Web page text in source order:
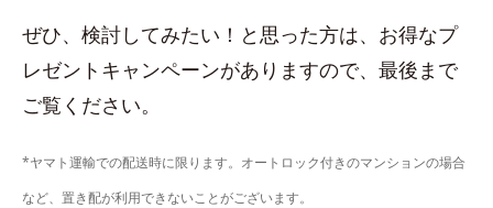
ぜひ、検討してみたい！と思った方は、お得なプ
レゼントキャンペーンがありますので、最後まで
ご覧ください。
*ヤマト運輸での配送時に限ります。オートロック付きのマンションの場合
など、置き配が利用できないことがございます。